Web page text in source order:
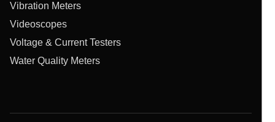
Vibration Meters
Videoscopes
Voltage & Current Testers
Water Quality Meters